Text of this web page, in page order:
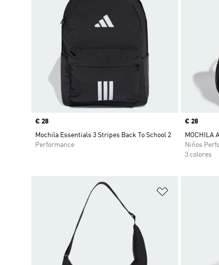
Precio
€ 28
Mochila Essentials 3 Stripes Back To School 2
Performance
Precio
€ 28
MOCHILA
Niños
3 colores